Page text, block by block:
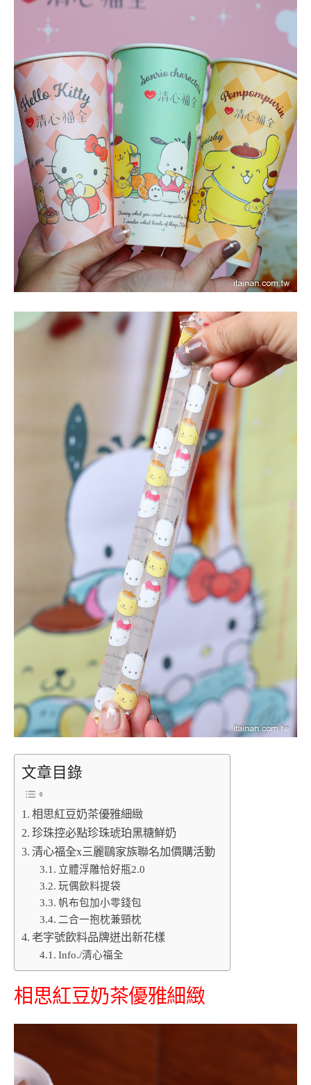
文章目錄
相思紅豆奶茶優雅細緻
珍珠控必點珍珠琥珀黑糖鮮奶
清心福全x三麗鷗家族聯名加價購活動
立體浮雕恰好瓶2.0
玩偶飲料提袋
帆布包加小零錢包
二合一抱枕兼頸枕
老字號飲料品牌迸出新花樣
Info./清心福全
相思紅豆奶茶優雅細緻